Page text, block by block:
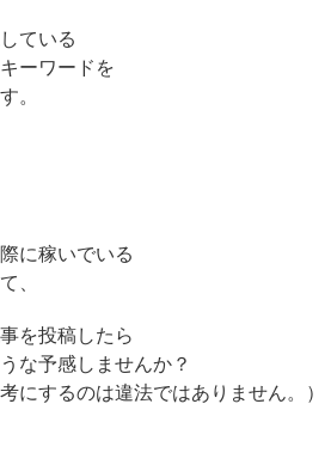
ている
ーワードを
。
に稼いでいる
、
を投稿したら
な予感しませんか？
にするのは違法ではありません。）